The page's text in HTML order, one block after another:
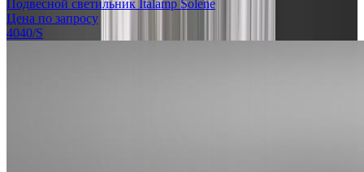
Подвесной светильник Italamp Solene
Цена по запросу
4040/S